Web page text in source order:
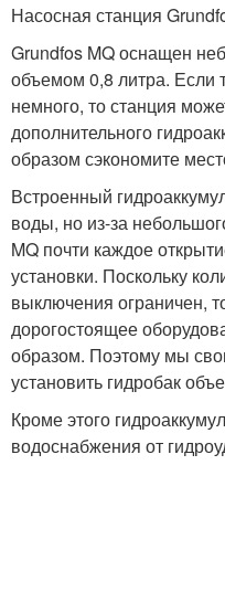
Насосная станция
Grundfos MQ оснащен
объемом 0,8 литра. Если
немного, то станция
дополнительного
образом сэкономите
Встроенный
воды, но из-за
MQ почти каждое
установки. Поскольку
выключения ограничен,
дорогостоящее
образом. Поэтому мы
установить гидробак
Кроме этого
водоснабжения от